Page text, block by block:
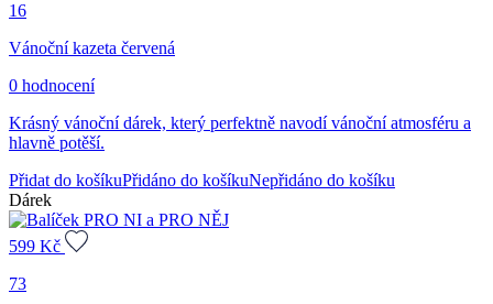
16
Vánoční kazeta červená
0 hodnocení
Krásný vánoční dárek, který perfektně navodí vánoční atmosféru a
hlavně potěší.
Přidat do košíkuPřidáno do košíkuNepřidáno do košíku
Dárek
599 Kč
73